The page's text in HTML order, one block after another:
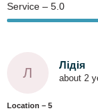
Service – 5.0
Л Лідія
about 2
Location – 5